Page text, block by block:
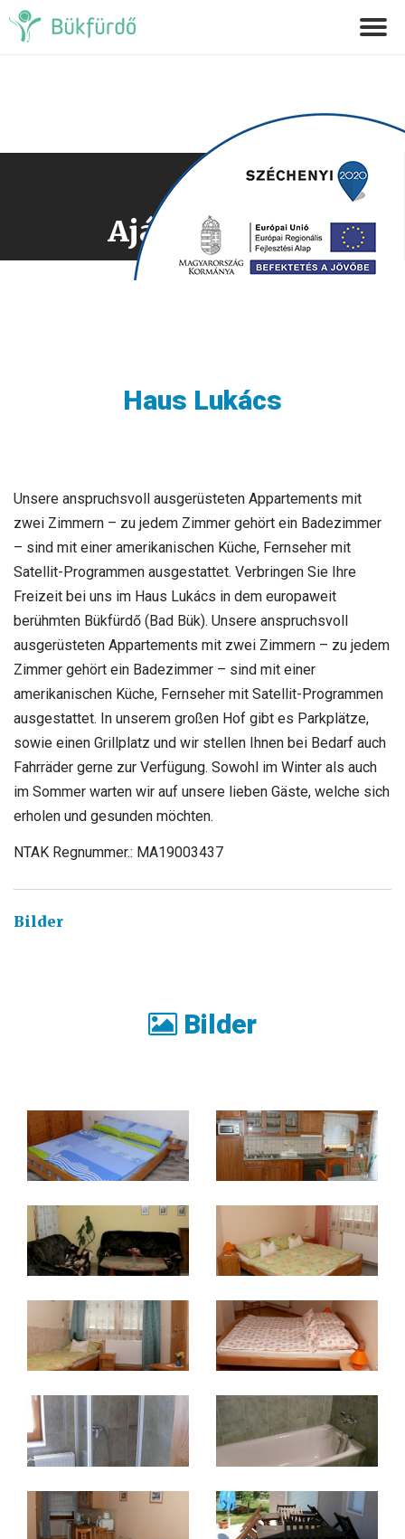
Ajánlatkérés
Haus Lukács
Unsere anspruchsvoll ausgerüsteten Appartements mit
zwei Zimmern – zu jedem Zimmer gehört ein Badezimmer
– sind mit einer amerikanischen Küche, Fernseher mit
Satellit-Programmen ausgestattet. Verbringen Sie Ihre
Freizeit bei uns im Haus Lukács in dem europaweit
berühmten Bükfürdő (Bad Bük). Unsere anspruchsvoll
ausgerüsteten Appartements mit zwei Zimmern – zu jedem
Zimmer gehört ein Badezimmer – sind mit einer
amerikanischen Küche, Fernseher mit Satellit-Programmen
ausgestattet. In unserem großen Hof gibt es Parkplätze,
sowie einen Grillplatz und wir stellen Ihnen bei Bedarf auch
Fahrräder gerne zur Verfügung. Sowohl im Winter als auch
im Sommer warten wir auf unsere lieben Gäste, welche sich
erholen und gesunden möchten.
NTAK Regnummer.: MA19003437
Bilder
Bilder